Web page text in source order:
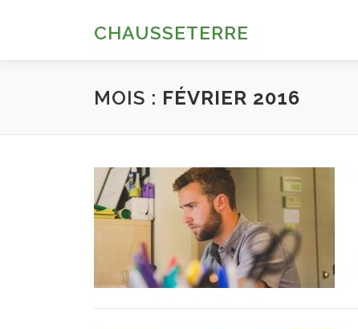
CHAUSSETERRE
MOIS : FÉVRIER 2016